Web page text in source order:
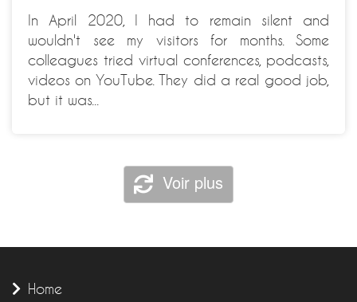
In April 2020, I had to remain silent and
wouldn't see my visitors for months. Some
colleagues tried virtual conferences, podcasts,
videos on YouTube. They did a real good job,
but it was...
Voir plus
Home